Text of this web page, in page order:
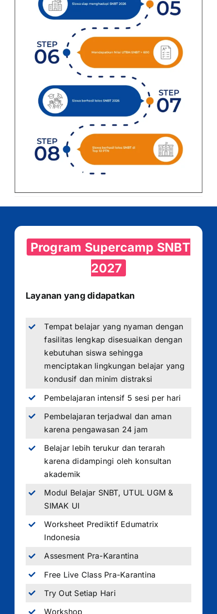
Program Supercamp SNBT
2027
Layanan yang didapatkan
Tempat belajar yang nyaman dengan
fasilitas lengkap disesuaikan dengan
kebutuhan siswa sehingga
menciptakan lingkungan belajar yang
kondusif dan minim distraksi
Pembelajaran intensif 5 sesi per hari
Pembelajaran terjadwal dan aman
karena pengawasan 24 jam
Belajar lebih terukur dan terarah
karena didampingi oleh konsultan
akademik
Modul Belajar SNBT, UTUL UGM &
SIMAK UI
Worksheet Prediktif Edumatrix
Indonesia
Assesment Pra-Karantina
Free Live Class Pra-Karantina
Try Out Setiap Hari
Workshop